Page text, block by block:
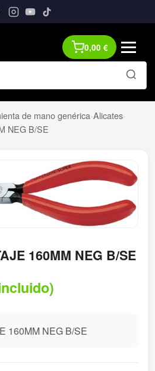
0,00 €
de mano genérica›Alicates›
NEG B/SE
160MM NEG B/SE
160MM NEG B/SE